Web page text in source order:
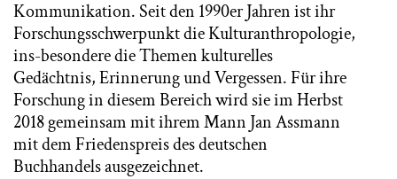
Kommunikation. Seit den 1990er Jahren ist ihr
Forschungsschwerpunkt die Kulturanthropologie,
ins-besondere die Themen kulturelles
Gedächtnis, Erinnerung und Vergessen. Für ihre
Forschung in diesem Bereich wird sie im Herbst
2018 gemeinsam mit ihrem Mann Jan Assmann
mit dem Friedenspreis des deutschen
Buchhandels ausgezeichnet.